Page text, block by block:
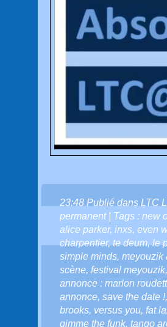
23:48 Publié dans LTC
permanent| Tags : new
alice parker, inxs, even
charpentier,te deum,le
simple minds, meyouzik
scène, festival meyouzik
annonce : marlon
annonce, save the date !
brooks, versus you, fat
gimme the funk, tango